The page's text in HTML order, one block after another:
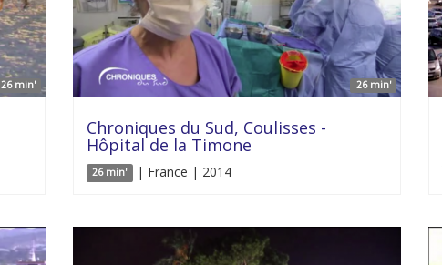
26 min' 26 min'
Chroniques du Sud, Coulisses -
Hôpital de la Timone
26 min' | France | 2014